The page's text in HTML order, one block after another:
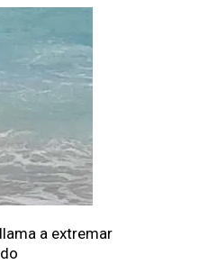
a extremar